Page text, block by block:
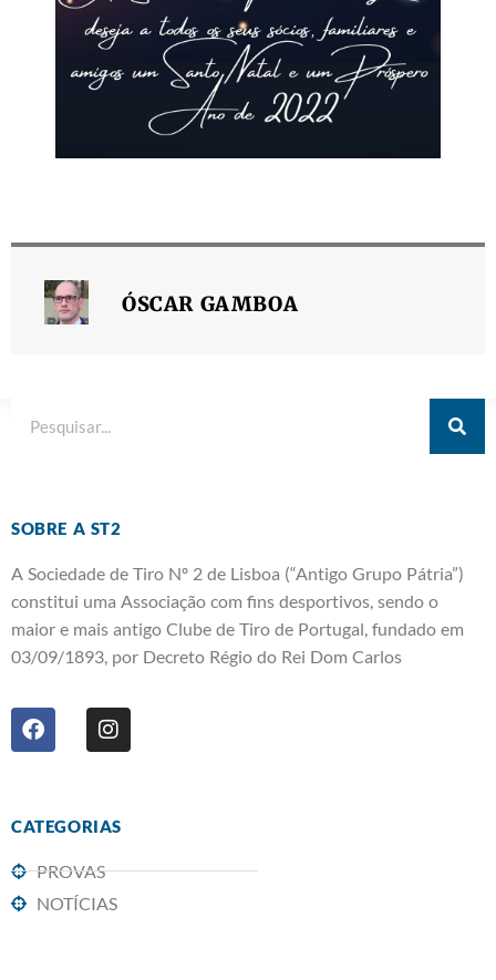
ÓSCAR GAMBOA
SOBRE A ST2
A Sociedade de Tiro Nº 2 de Lisboa (“Antigo Grupo Pátria”)
constitui uma Associação com fins desportivos, sendo o
maior e mais antigo Clube de Tiro de Portugal, fundado em
03/09/1893, por Decreto Régio do Rei Dom Carlos
CATEGORIAS
PROVAS
NOTÍCIAS